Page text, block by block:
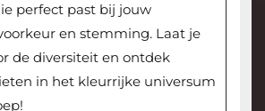
perfect past bij jouw
en stemming. Laat je
de diversiteit en ontdek
in het kleurrijke universum